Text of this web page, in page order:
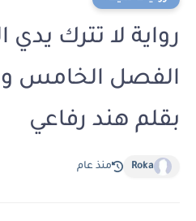
رواية لا تترك يدي
بقلم هند رفاعي
Roka منذ عام